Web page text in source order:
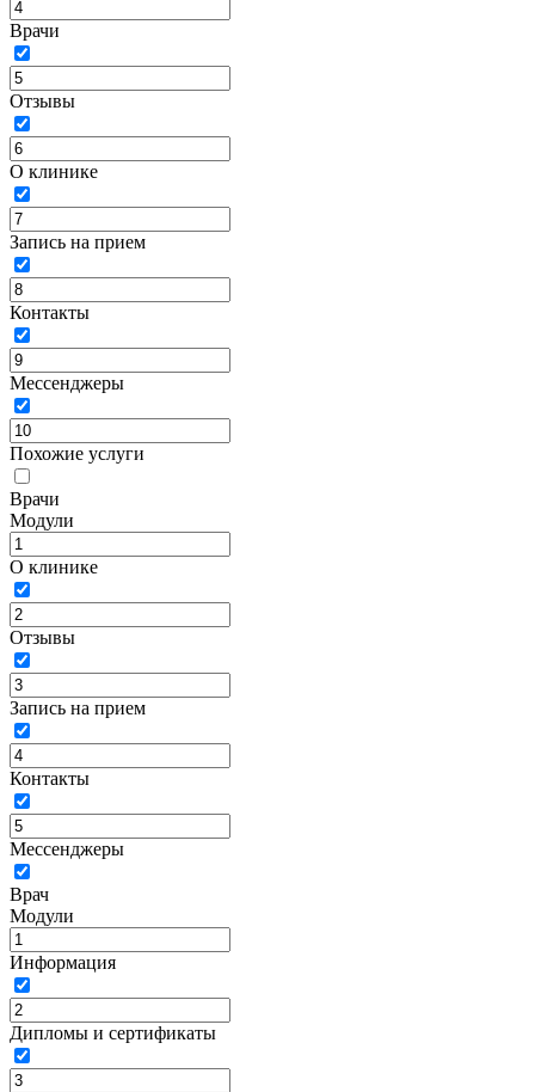
Врачи
Отзывы
О клинике
Запись на прием
Контакты
Мессенджеры
Похожие услуги
Врачи
Модули
О клинике
Отзывы
Запись на прием
Контакты
Мессенджеры
Врач
Модули
Информация
Дипломы и сертификаты